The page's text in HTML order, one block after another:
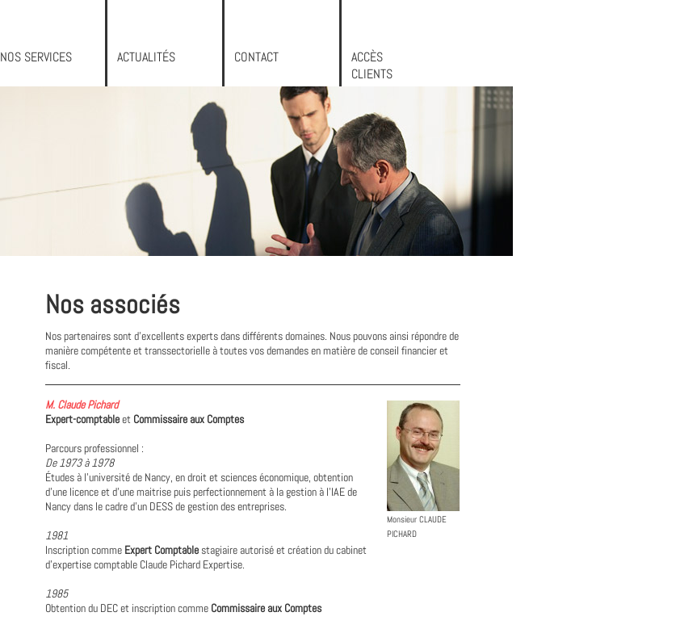
NOS SERVICES ACTUALITÉS CONTACT
ACCÈS
CLIENTS
Nos associés
Nos partenaires sont d'excellents experts dans différents domaines. Nous pouvons ainsi répondre de
manière compétente et transsectorielle à toutes vos demandes en matière de conseil financier et
fiscal.
Monsieur CLAUDE
PICHARD
M. Claude Pichard
Expert-comptableet Commissaire aux Comptes
Parcours professionnel :
De 1973 à 1978
Études à l'université de Nancy, en droit et sciences économique, obtention
d'une licence et d'une maitrise puis perfectionnement à la gestion à l'IAE de
Nancy dans le cadre d'un DESS de gestion des entreprises.
1981
Inscription comme Expert Comptable stagiaire autorisé et création du cabinet
d'expertise comptable Claude Pichard Expertise.
1985
Obtention du DEC et inscription comme Commissaire aux Comptes